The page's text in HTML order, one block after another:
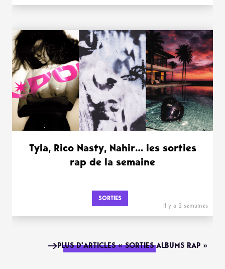
Tyla, Rico Nasty, Nahir… les sorties
rap de la semaine
SORTIES
il y a 2 semaines
PLUS D'ARTICLES « SORTIES ALBUMS RAP »